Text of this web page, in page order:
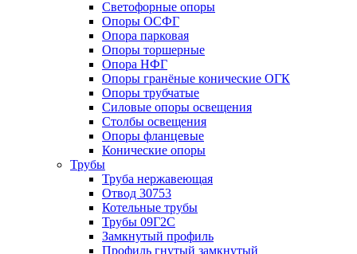
Светофорные опоры
Опоры ОСФГ
Опора парковая
Опоры торшерные
Опора НФГ
Опоры гранёные конические ОГК
Опоры трубчатые
Силовые опоры освещения
Столбы освещения
Опоры фланцевые
Конические опоры
Трубы
Труба нержавеющая
Отвод 30753
Котельные трубы
Трубы 09Г2С
Замкнутый профиль
Профиль гнутый замкнутый